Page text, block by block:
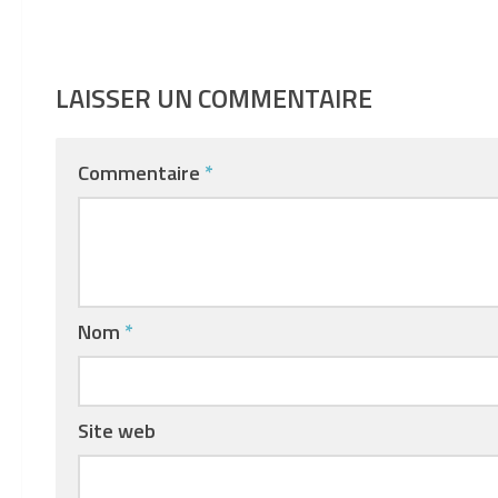
LAISSER UN COMMENTAIRE
Commentaire *
Nom *
Site web